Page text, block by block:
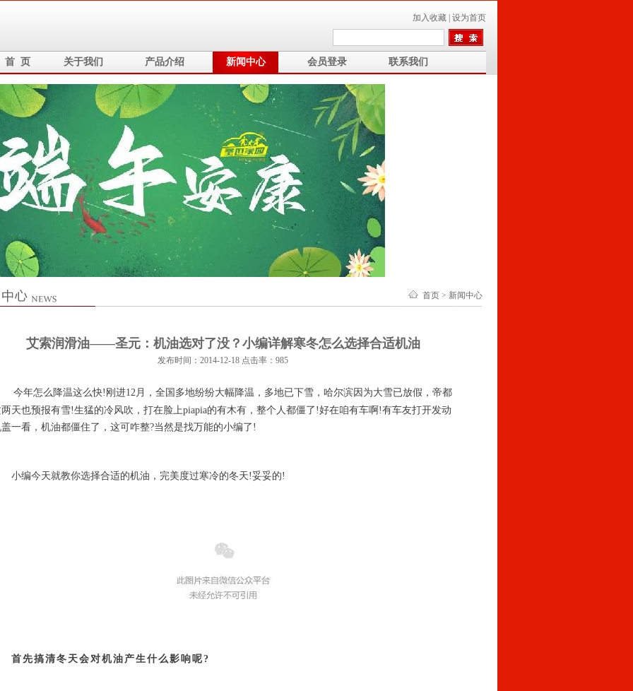
加入收藏 设为首页
首 页 关于我们 产品介绍 新闻中心 会员登录 联系我们
首页 > 新闻中心
艾索润滑油——圣元：机油选对了没？小编详解寒冬怎么选择合适机油
发布时间：2014-12-18 点击率：985
年怎么降温这么快!刚进12月，全国多地纷纷大幅降温，多地已下雪，哈尔滨因为大雪已放假，帝都
天也预报有雪!生猛的冷风吹，打在脸上piapia的有木有，整个人都僵了!好在咱有车啊!有车友打开发动
一看，机油都僵住了，这可咋整?当然是找万能的小编了!
编今天就教你选择合适的机油，完美度过寒冷的冬天!妥妥的!
首先搞清冬天会对机油产生什么影响呢?